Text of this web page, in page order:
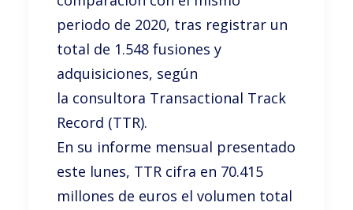
periodo de 2020, tras registrar un
total de 1.548 fusiones y
adquisiciones, según
la consultora Transactional Track
Record (TTR).
En su informe mensual presentado
este lunes, TTR cifra en 70.415
millones de euros el volumen total